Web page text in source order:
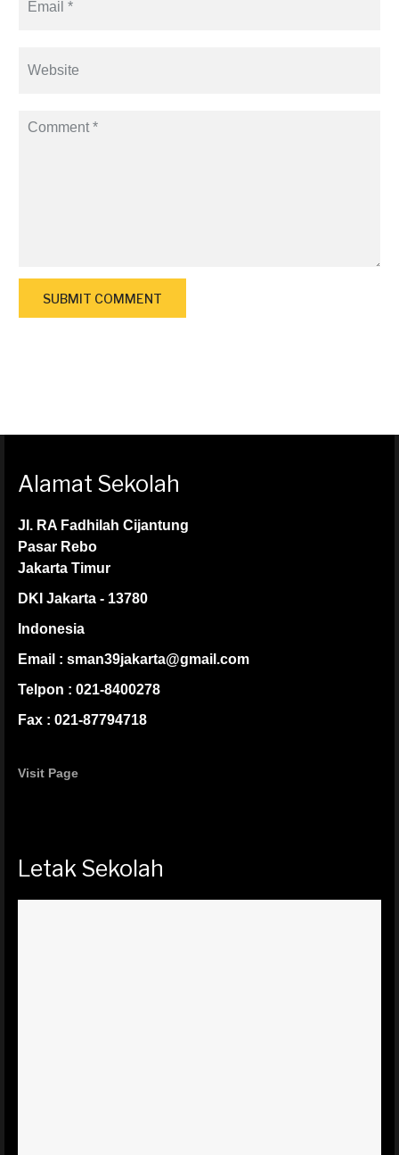
Alamat Sekolah
Jl. RA Fadhilah Cijantung
Pasar Rebo
Jakarta Timur
DKI Jakarta - 13780
Indonesia
Email : sman39jakarta@gmail.com
Telpon : 021-8400278
Fax : 021-87794718
Visit Page
Letak Sekolah